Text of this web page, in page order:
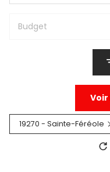
Budget
Voir
19270 - Sainte-Féréole